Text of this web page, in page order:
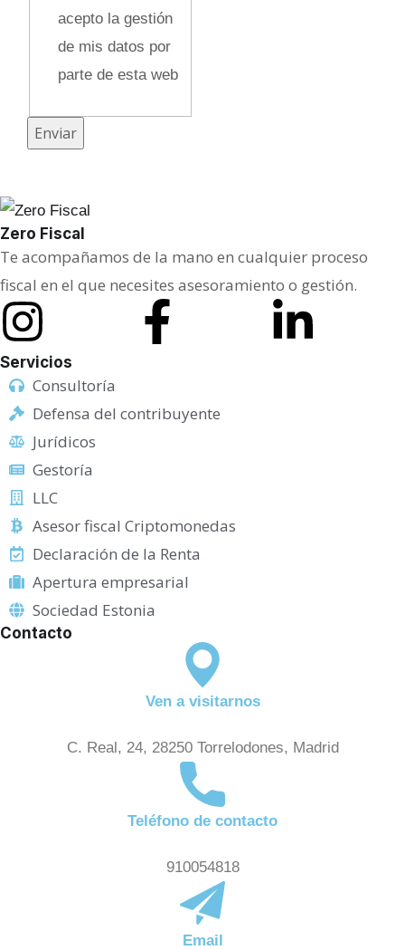
l
i
i
c
a
acepto la gestión
de mis datos por
parte de esta web
Enviar
Zero Fiscal
Te acompañamos de la mano en cualquier proceso
fiscal en el que necesites asesoramiento o gestión.
Servicios
Consultoría
Defensa del contribuyente
Jurídicos
Gestoría
LLC
Asesor fiscal Criptomonedas
Declaración de la Renta
Apertura empresarial
Sociedad Estonia
Contacto
Ven a visitarnos
C. Real, 24, 28250 Torrelodones, Madrid
Teléfono de contacto
910054818
Email